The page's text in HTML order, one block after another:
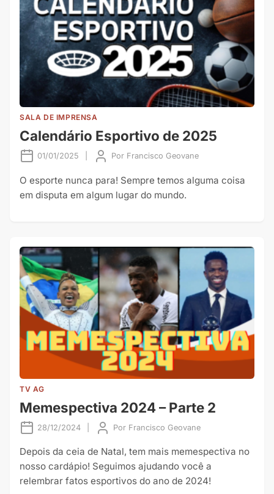
SALA DE IMPRENSA
Calendário Esportivo de 2025
01/01/2025 Por Francisco Geovane
O esporte nunca para! Sempre temos alguma coisa
em disputa em algum lugar do mundo.
TV AG
Memespectiva 2024 – Parte 2
28/12/2024 Por Francisco Geovane
Depois da ceia de Natal, tem mais memespectiva no
nosso cardápio! Seguimos ajudando você a
relembrar fatos esportivos do ano de 2024!